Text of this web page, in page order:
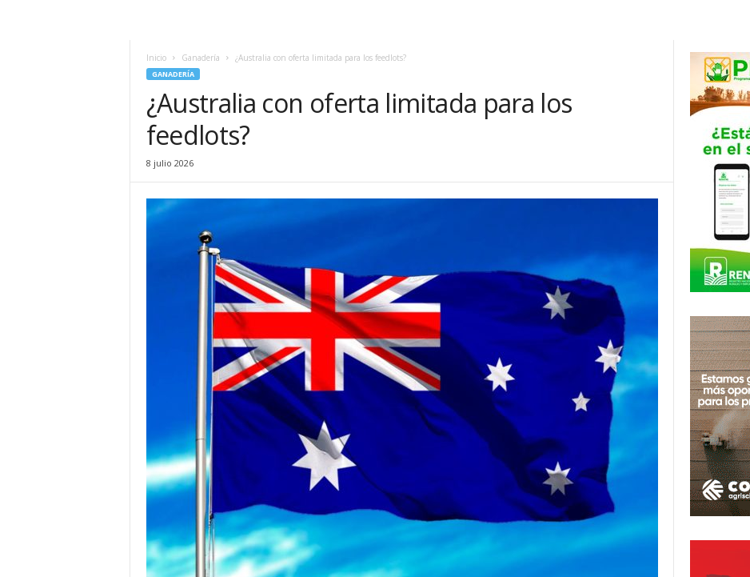
Inicio Ganadería ¿Australia con oferta limitada para los feedlots?
GANADERÍA
¿Australia con oferta limitada para los
feedlots?
8 julio 2026